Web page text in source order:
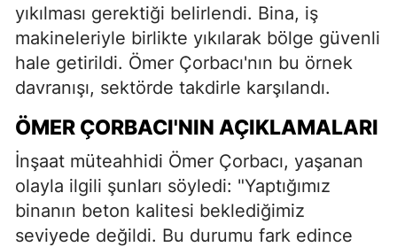
yıkılması gerektiği belirlendi. Bina, iş
makineleriyle birlikte yıkılarak bölge güvenli
hale getirildi. Ömer Çorbacı'nın bu örnek
davranışı, sektörde takdirle karşılandı.
ÖMER ÇORBACI'NIN AÇIKLAMALARI
İnşaat müteahhidi Ömer Çorbacı, yaşanan
olayla ilgili şunları söyledi: "Yaptığımız
binanın beton kalitesi beklediğimiz
seviyede değildi. Bu durumu fark edince